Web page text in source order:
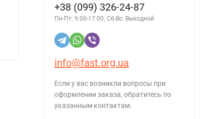
Трансмиссионное масло AUTOLIVE ATF
2 859 грн.
+38 (099) 326-24-87
Пн-Пт: 9:00-17:00; Сб-Вс: Выходной
info@fast.org.ua
Если у вас возникли вопросы при
оформлении заказа, обратитесь по
указанным контактам.